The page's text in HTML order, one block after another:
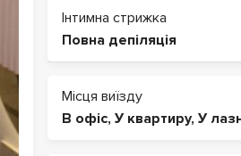
Інтимна стрижка
Повна депіляція
Місця виїзду
В офіс, У квартиру, У